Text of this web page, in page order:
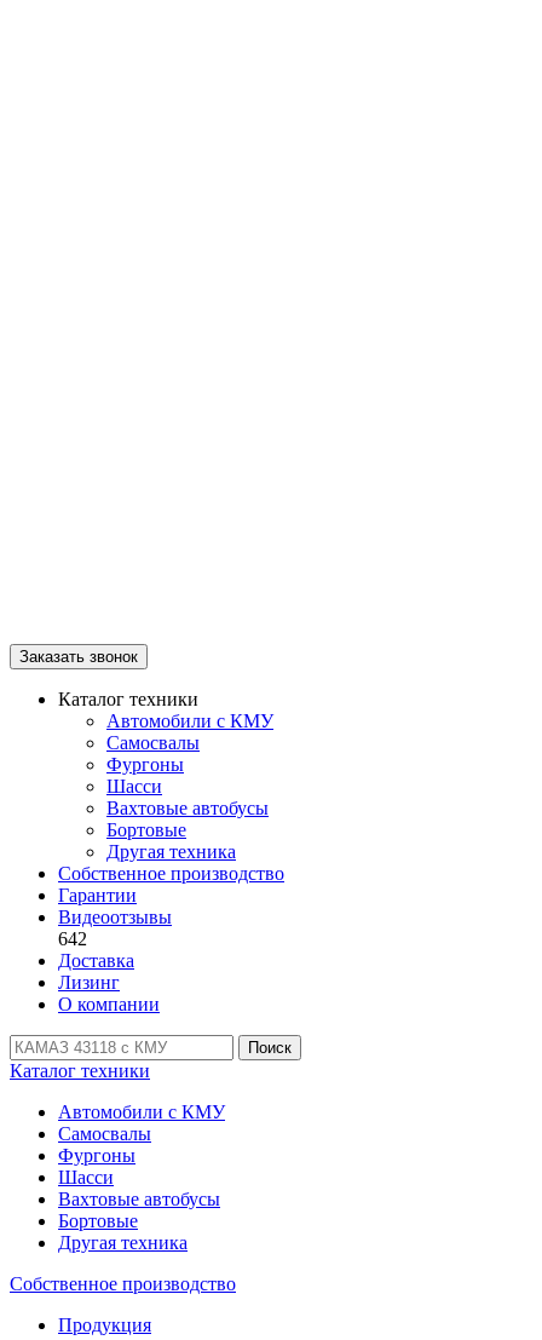
Заказать звонок
Каталог техники
Автомобили с КМУ
Самосвалы
Фургоны
Шасси
Вахтовые автобусы
Бортовые
Другая техника
Собственное производство
Гарантии
Видеоотзывы
642
Доставка
Лизинг
О компании
Поиск
Каталог техники
Автомобили с КМУ
Самосвалы
Фургоны
Шасси
Вахтовые автобусы
Бортовые
Другая техника
Собственное производство
Продукция